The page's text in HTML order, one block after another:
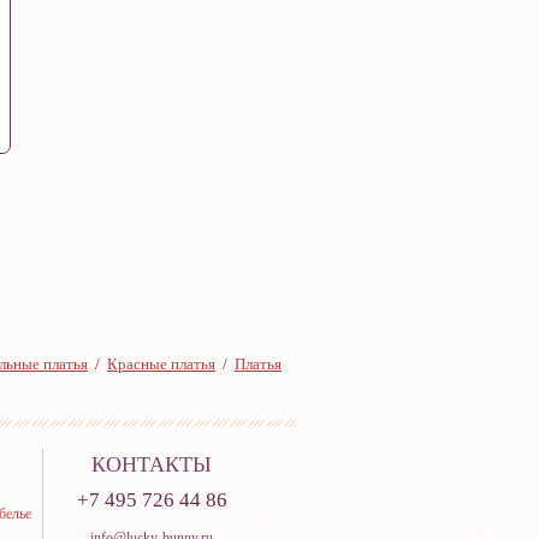
платья / Красные платья / Платья
КОНТАКТЫ
+7 495 726 44 86